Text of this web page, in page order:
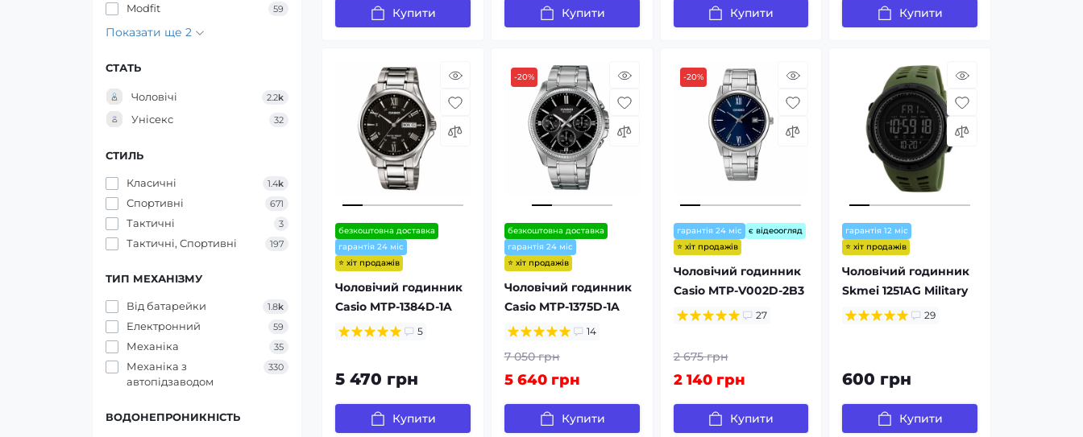
Modfit 59
Показати ще 2
СТАТЬ
Чоловічі 2.2k
Унісекс 32
СТИЛЬ
Класичні 1.4k
Спортивні 671
Тактичні 3
Тактичні, Спортивні 197
ТИП МЕХАНІЗМУ
Від батарейки 1.8k
Електронний 59
Механіка 35
Механіка з
автопідзаводом
330
ВОДОНЕПРОНИКНІСТЬ
Купити Купити Купити Купити
безкоштовна доставка
гарантія 24 міс
⭐ хіт продажів
Чоловічий годинник
Casio MTP-1384D-1A
5
5 470 грн
Купити
-20%
безкоштовна доставка
гарантія 24 міс
⭐ хіт продажів
Чоловічий годинник
Casio MTP-1375D-1A
14
7 050 грн
5 640 грн
Купити
-20%
гарантія 24 міс
є відеоогляд
⭐ хіт продажів
Чоловічий годинник
Casio MTP-V002D-2B3
27
2 675 грн
2 140 грн
Купити
гарантія 12 міс
⭐ хіт продажів
Чоловічий годинник
Skmei 1251AG Military
29
600 грн
Купити